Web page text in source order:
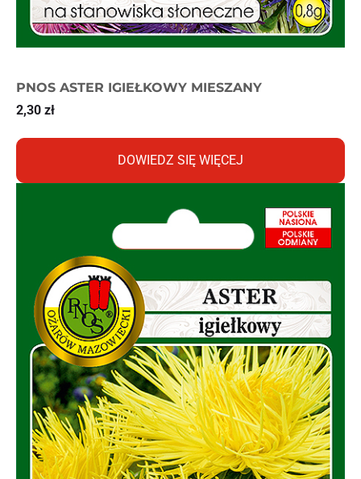
PNOS ASTER IGIEŁKOWY MIESZANY
2,30 zł
DOWIEDZ SIĘ WIĘCEJ